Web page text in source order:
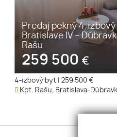
Predaj pekný 4-
Bratislave IV –
Rašu
259 500 €
4-izbový byt
259 500 €
Kpt. Rašu, Bratislava-